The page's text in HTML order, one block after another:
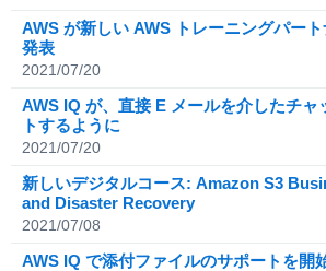
AWS が新しい AWS トレーニングパー
発表
2021/07/20
AWS IQ が、直接 E メールを介したチャ
トするように
2021/07/20
新しいデジタルコース: Amazon S3
and Disaster Recovery
2021/07/08
AWS IQ で添付ファイルのサポートを開